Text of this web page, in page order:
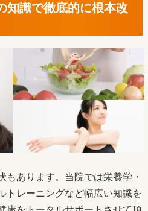
知識で徹底的に根本改
もあります。当院では栄養学・
トレーニングなど幅広い知識を